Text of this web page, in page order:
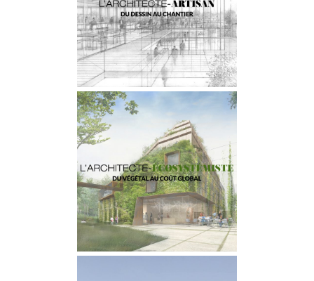
Démarche
L’ARCHITECTE-
ÉCOSYSTÉMISTE
Démarche